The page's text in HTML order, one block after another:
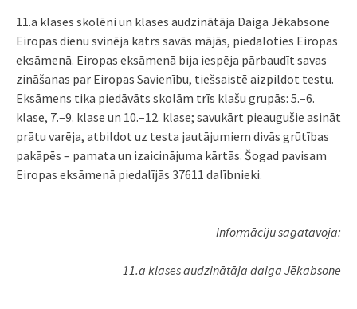
11.a klases skolēni un klases audzinātāja Daiga Jēkabsone
Eiropas dienu svinēja katrs savās mājās, piedaloties Eiropas
eksāmenā. Eiropas eksāmenā bija iespēja pārbaudīt savas
zināšanas par Eiropas Savienību, tiešsaistē aizpildot testu.
Eksāmens tika piedāvāts skolām trīs klašu grupās: 5.–6.
klase, 7.–9. klase un 10.–12. klase; savukārt pieaugušie asināt
prātu varēja, atbildot uz testa jautājumiem divās grūtības
pakāpēs – pamata un izaicinājuma kārtās. Šogad pavisam
Eiropas eksāmenā piedalījās 37611 dalībnieki.
Informāciju sagatavoja:
11.a klases audzinātāja daiga Jēkabsone